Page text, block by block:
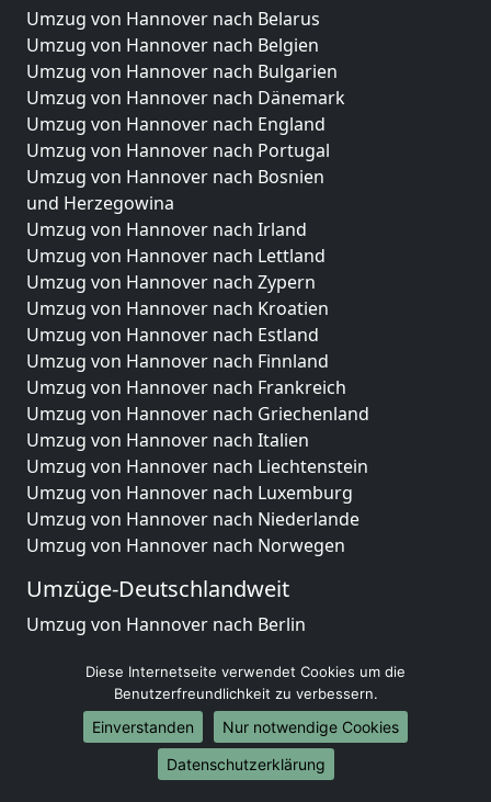
Umzug von Hannover nach Belarus
Umzug von Hannover nach Belgien
Umzug von Hannover nach Bulgarien
Umzug von Hannover nach Dänemark
Umzug von Hannover nach England
Umzug von Hannover nach Portugal
Umzug von Hannover nach Bosnien
und Herzegowina
Umzug von Hannover nach Irland
Umzug von Hannover nach Lettland
Umzug von Hannover nach Zypern
Umzug von Hannover nach Kroatien
Umzug von Hannover nach Estland
Umzug von Hannover nach Finnland
Umzug von Hannover nach Frankreich
Umzug von Hannover nach Griechenland
Umzug von Hannover nach Italien
Umzug von Hannover nach Liechtenstein
Umzug von Hannover nach Luxemburg
Umzug von Hannover nach Niederlande
Umzug von Hannover nach Norwegen
Umzüge-Deutschlandweit
Umzug von Hannover nach Berlin
Umzug von Hannover nach München
Umzug von Hannover nach Köln
Umzug von Hannover nach Frankfurt am Main
Umzug von Hannover nach Stuttgart
Umzug von Hannover nach Düsseldorf
Diese Internetseite verwendet Cookies um die
Benutzerfreundlichkeit zu verbessern.
Einverstanden
Nur notwendige Cookies
Datenschutzerklärung